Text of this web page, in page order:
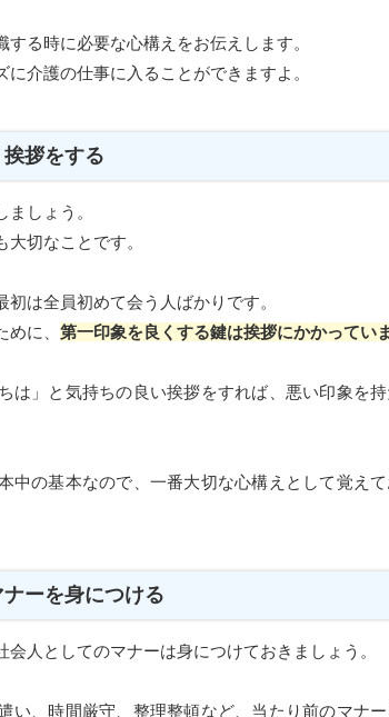
る時に必要な心構えをお伝えします。
介護の仕事に入ることができますよ。
拶をする
しょう。
切なことです。
は全員初めて会う人ばかりです。
に、 第一印象を良くする鍵は挨拶にかかっていま
は」と気持ちの良い挨拶をすれば、悪い印象を持
中の基本なので、一番大切な心構えとして覚え
ーを身につける
人としてのマナーは身につけておきましょう。
い、時間厳守、整理整頓など、当たり前のマナー